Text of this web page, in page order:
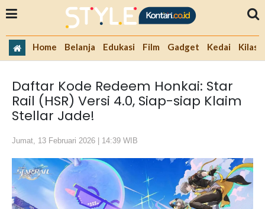
Home Belanja Edukasi Film Gadget Kedai Kilas
Daftar Kode Redeem Honkai: Star
Rail (HSR) Versi 4.0, Siap-siap Klaim
Stellar Jade!
Jumat, 13 Februari 2026 | 14:39 WIB